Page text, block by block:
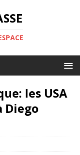
les USA
Diego